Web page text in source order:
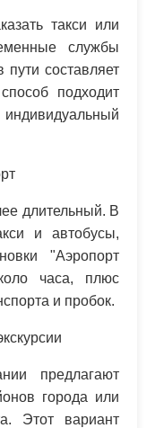
такси или
службы
составляет
подходит
длительный. В
и автобусы,
"Аэропорт
часа, плюс
и пробок.
предлагают
города или
Этот вариант